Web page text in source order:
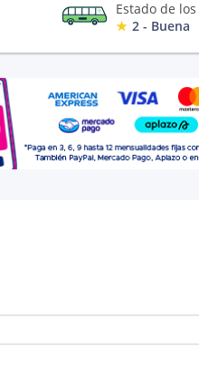
Estado de
2 - Buena